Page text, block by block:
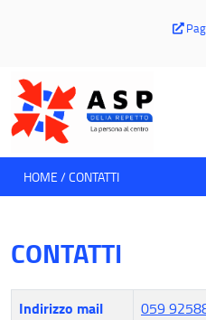
HOME CONTATTI
CONTATTI
Indirizzo mail 059